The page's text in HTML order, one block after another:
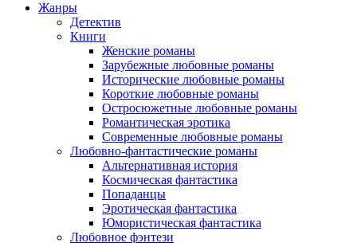
Жанры
Детектив
Книги
Женские романы
Зарубежные любовные романы
Исторические любовные романы
Короткие любовные романы
Остросюжетные любовные романы
Романтическая эротика
Современные любовные романы
Любовно-фантастические романы
Альтернативная история
Космическая фантастика
Попаданцы
Эротическая фантастика
Юмористическая фантастика
Любовное фэнтези